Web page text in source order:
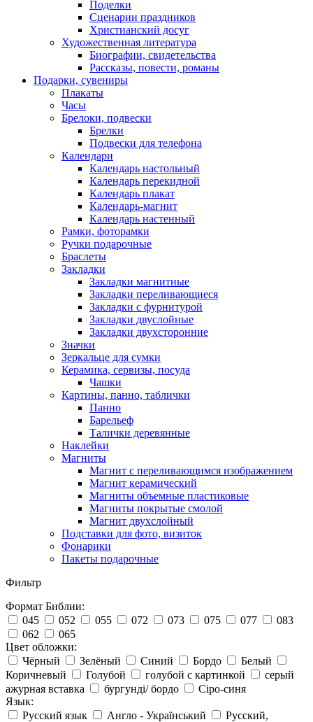
Поделки
Сценарии праздников
Христианский досуг
Художественная литература
Биографии, свидетельства
Рассказы, повести, романы
Подарки, сувениры
Плакаты
Часы
Брелоки, подвески
Брелки
Подвески для телефона
Календари
Календарь настольный
Календарь перекидной
Календарь плакат
Календарь-магнит
Календарь настенный
Рамки, фоторамки
Ручки подарочные
Браслеты
Закладки
Закладки магнитные
Закладки переливающиеся
Закладки с фурнитурой
Закладки двуслойные
Закладки двухсторонние
Значки
Зеркальце для сумки
Керамика, сервизы, посуда
Чашки
Картины, панно, таблички
Панно
Барельеф
Талички деревянные
Наклейки
Магниты
Магнит с переливающимся изображением
Магнит керамический
Магниты объемные пластиковые
Магниты покрытые смолой
Магнит двухслойный
Подставки для фото, визиток
Фонарики
Пакеты подарочные
Фильтр
Формат Библии:
045
052 055 072 073 075 077
083
062
065
Цвет обложки:
Чёрный
Зелёный Синий Бордо
Белый
Коричневый
Голубой голубой с картинкой
серый
ажурная вставка
бургунді/ бордо
Сіро-синя
Язык:
Русский язык
Англо - Український
Русский,